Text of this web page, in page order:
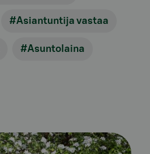
#Asiantuntija vastaa
#Asuntolaina